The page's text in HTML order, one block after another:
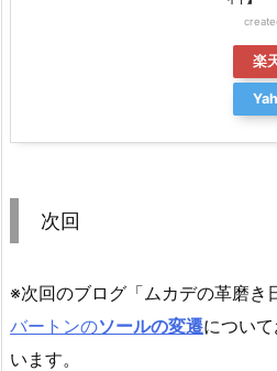
楽
次回
※次回のブログ「ムカデの革磨き
バートンのソールの変遷につい
います。